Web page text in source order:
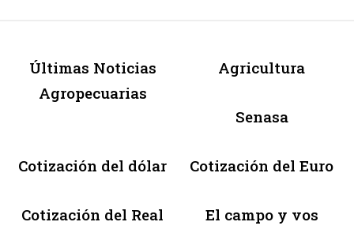
Últimas Noticias
Agropecuarias
Agricultura
Senasa
Cotización del dólar Cotización del Euro
Cotización del Real El campo y vos